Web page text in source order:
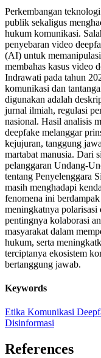
Perkembangan
publik sekaligus
hukum komunikasi.
penyebaran video
(AI) untuk
membahas kasus video
Indrawati pada tahun
komunikasi dan
digunakan adalah
jurnal ilmiah, regulasi
nasional. Hasil analisis
deepfake melanggar
kejujuran, tanggung
martabat manusia. Dari
pelanggaran Undang-
tentang Penyelenggara
masih menghadapi
fenomena ini
meningkatnya
pentingnya kolaborasi
masyarakat dalam
hukum, serta
terciptanya ekosistem
bertanggung jawab.
Keywords
Etika Komunikasi
Disinformasi
References